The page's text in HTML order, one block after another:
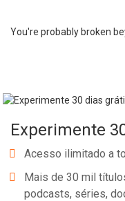
You're probably broken
Experimente
Acesso ilimitado a
Mais de 30 mil
podcasts, séries,